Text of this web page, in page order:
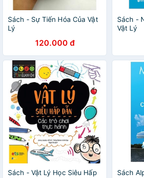
Sách - Sự Tiến Hóa Của Vật
Lý
120.000 đ
Sách -
Vật Lý
Sách - Vật Lý Học Siêu Hấp
Sách